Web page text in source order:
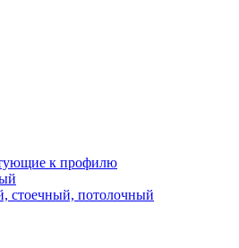
к профилю
стоечный, потолочный